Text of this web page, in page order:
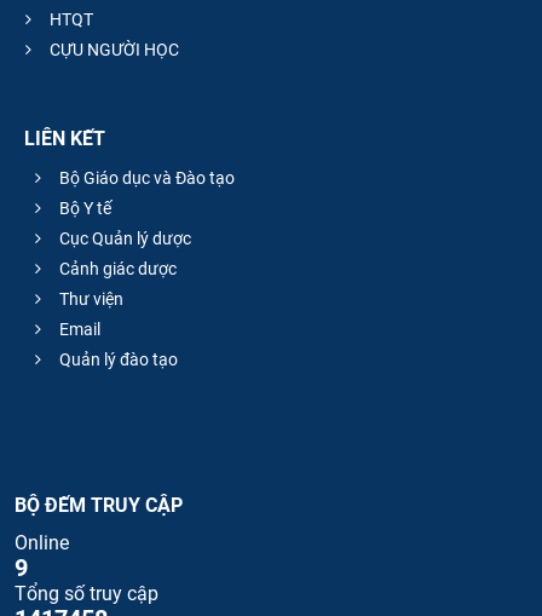
HTQT
CỰU NGƯỜI HỌC
LIÊN KẾT
Bộ Giáo dục và Đào tạo
Bộ Y tế
Cục Quản lý dược
Cảnh giác dược
Thư viện
Email
Quản lý đào tạo
BỘ ĐẾM TRUY CẬP
Online
9
Tổng số truy cập